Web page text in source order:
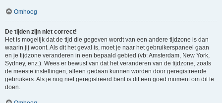
Omhoog
De tijden zijn niet correct!
Het is mogelijk dat de tijd die gegeven wordt van een andere tijdzone is dan
waarin jij woont. Als dit het geval is, moet je naar het gebruikerspaneel gaan
en je tijdzone veranderen in een bepaald gebied (vb: Amsterdam, New York,
Sydney, enz.). Wees er bewust van dat het veranderen van de tijdzone, zoals
de meeste instellingen, alleen gedaan kunnen worden door geregistreerde
gebruikers. Als je nog niet geregistreerd bent is dit een goed moment om dit te
doen.